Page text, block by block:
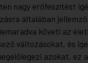
nagy erőfeszítést
általában
követi az
változásokat, és
azokat, ez